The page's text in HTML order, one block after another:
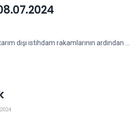
dışı istihdam rakamlarının ardından ...